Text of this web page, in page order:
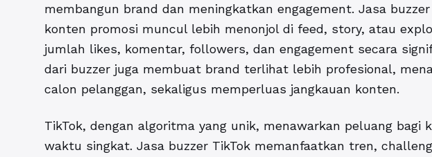
membangun brand dan meningkatkan engagement. Jasa
konten promosi muncul lebih menonjol di feed, story, atau
jumlah likes, komentar, followers, dan engagement secara
dari buzzer juga membuat brand terlihat lebih profesional,
calon pelanggan, sekaligus memperluas jangkauan konten.
TikTok, dengan algoritma yang unik, menawarkan peluang bagi
waktu singkat. Jasa buzzer TikTok memanfaatkan tren,